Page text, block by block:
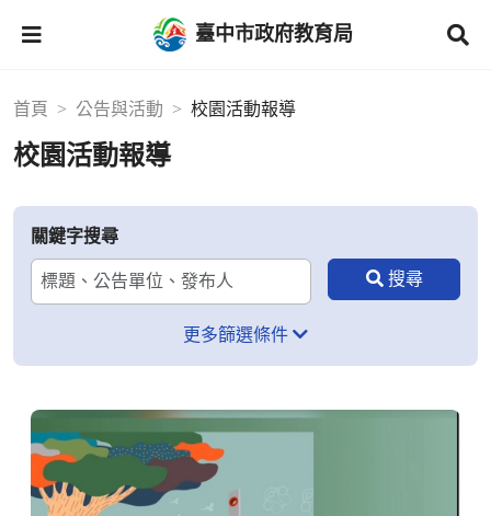
臺中市政府教育局
首頁 公告與活動 校園活動報導
校園活動報導
關鍵字搜尋
更多篩選條件